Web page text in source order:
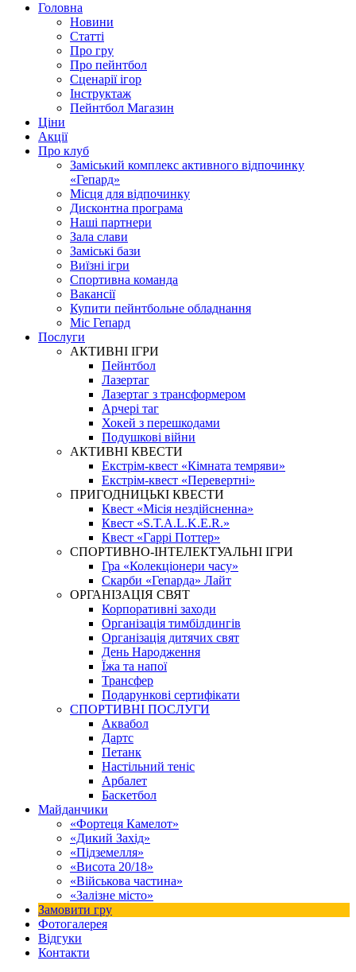
Головна
Новини
Статті
Про гру
Про пейнтбол
Сценарії ігор
Інструктаж
Пейнтбол Магазин
Ціни
Акції
Про клуб
Заміський комплекс активного відпочинку
«Гепард»
Місця для відпочинку
Дисконтна програма
Наші партнери
Зала слави
Заміські бази
Виїзні ігри
Спортивна команда
Вакансії
Купити пейнтбольне обладнання
Міс Гепард
Послуги
АКТИВНІ ІГРИ
Пейнтбол
Лазертаг
Лазертаг з трансформером
Арчері таг
Хокей з перешкодами
Подушкові війни
АКТИВНІ КВЕСТИ
Екстрім-квест «Кімната темряви»
Екстрім-квест «Перевертні»
ПРИГОДНИЦЬКІ КВЕСТИ
Квест «Місія нездійсненна»
Квест «S.T.A.L.K.E.R.»
Квест «Гаррі Поттер»
СПОРТИВНО-ІНТЕЛЕКТУАЛЬНІ ІГРИ
Гра «Колекціонери часу»
Скарби «Гепарда» Лайт
ОРГАНІЗАЦІЯ СВЯТ
Корпоративні заходи
Організація тимбілдингів
Організація дитячих свят
День Народження
Їжа та напої
Трансфер
Подарункові сертифікати
СПОРТИВНІ ПОСЛУГИ
Аквабол
Дартс
Петанк
Настільний теніс
Арбалет
Баскетбол
Майданчики
«Фортеця Камелот»
«Дикий Захід»
«Підземелля»
«Висота 20/18»
«Військова частина»
«Залізне місто»
Замовити гру
Фотогалерея
Відгуки
Контакти